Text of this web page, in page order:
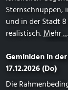
Sternschnuppen,
und in der Stadt
realistisch.Mehr
Geminiden in
17.12.2026 (Do)
Die